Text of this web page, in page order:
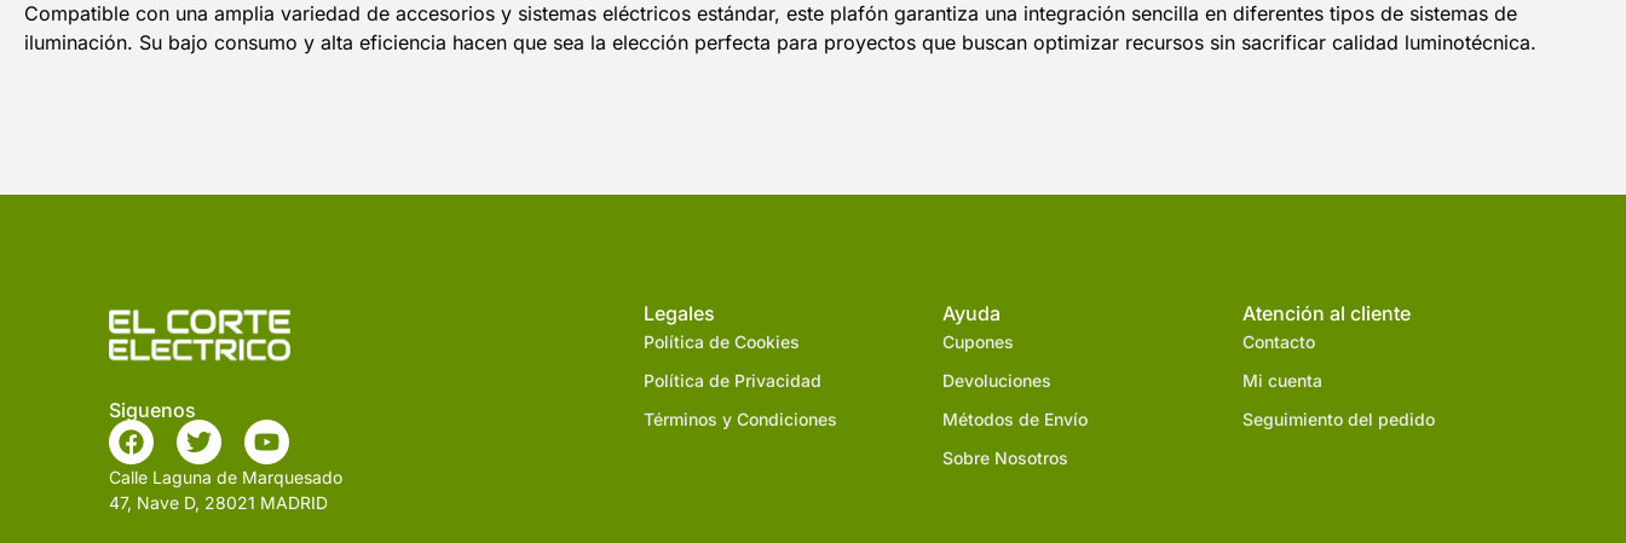
Compatible con una amplia variedad de accesorios y sistemas eléctricos estándar, este plafón garantiza una integración sencilla en diferentes tipos de sistemas de
iluminación. Su bajo consumo y alta eficiencia hacen que sea la elección perfecta para proyectos que buscan optimizar recursos sin sacrificar calidad luminotécnica.
Siguenos
Calle Laguna de Marquesado
47, Nave D, 28021 MADRID
Legales
Política de Cookies
Política de Privacidad
Términos y Condiciones
Ayuda
Cupones
Devoluciones
Métodos de Envío
Sobre Nosotros
Atención al cliente
Contacto
Mi cuenta
Seguimiento del pedido